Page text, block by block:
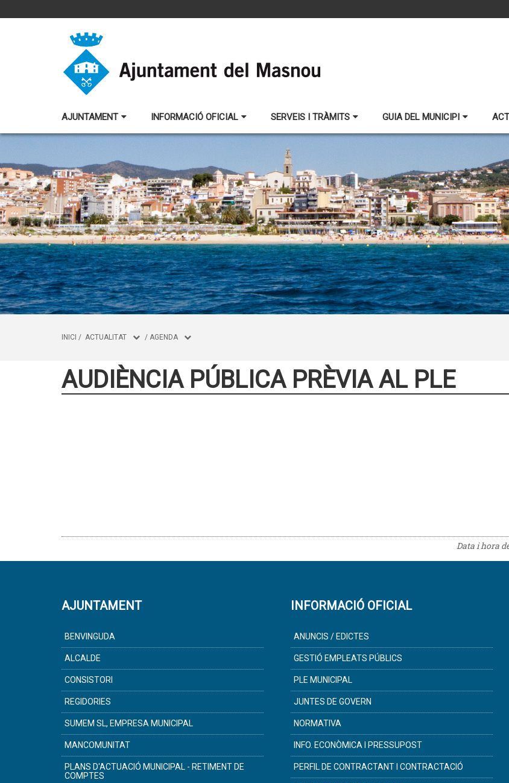
AJUNTAMENT INFORMACIÓ OFICIAL SERVEIS I TRÀMITS GUIA DEL MUNICIPI
INICI / ACTUALITAT / AGENDA
AUDIÈNCIA PÚBLICA PRÈVIA AL PLE
Data i hora
AJUNTAMENT
BENVINGUDA
ALCALDE
CONSISTORI
REGIDORIES
SUMEM SL, EMPRESA MUNICIPAL
MANCOMUNITAT
PLANS D'ACTUACIÓ MUNICIPAL - RETIMENT DE
COMPTES
INFORMACIÓ OFICIAL
ANUNCIS / EDICTES
GESTIÓ EMPLEATS PÚBLICS
PLE MUNICIPAL
JUNTES DE GOVERN
NORMATIVA
INFO. ECONÒMICA I PRESSUPOST
PERFIL DE CONTRACTANT I CONTRACTACIÓ